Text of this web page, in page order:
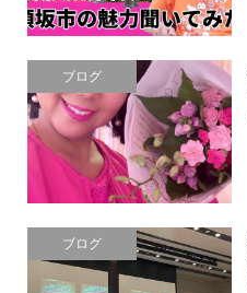
ブログ
ブログ